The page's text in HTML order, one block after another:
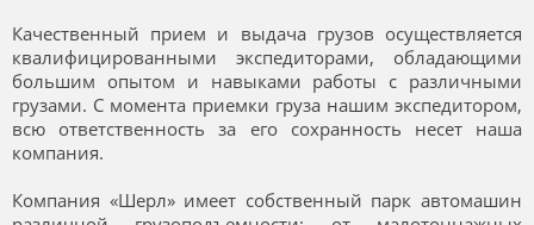
Качественный прием и выдача грузов осуществляется
квалифицированными экспедиторами, обладающими
большим опытом и навыками работы с различными
грузами. С момента приемки груза нашим экспедитором,
всю ответственность за его сохранность несет наша
компания.
Компания «Шерл» имеет собственный парк автомашин